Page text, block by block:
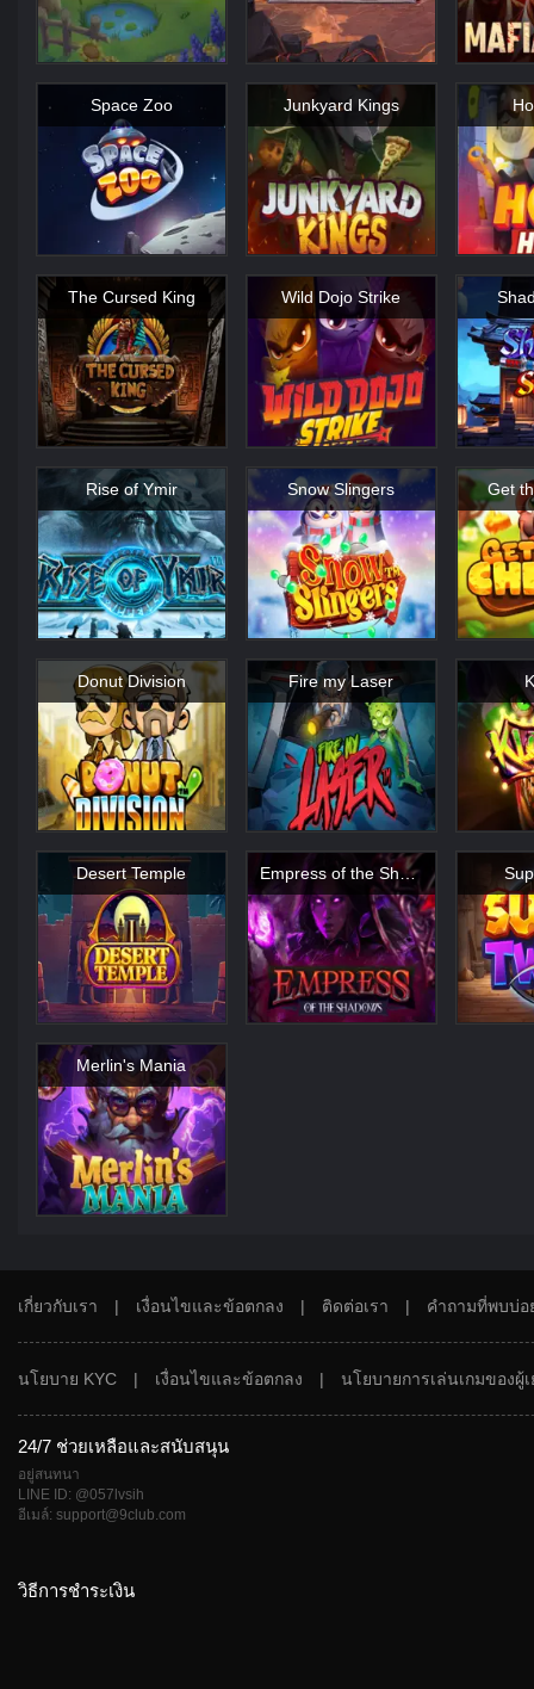
Space Zoo Junkyard Kings
The Cursed King Wild Dojo Strike
Rise of Ymir Snow Slingers Get
Donut Division Fire my Laser
Desert Temple Empress of the Shadows
Merlin's Mania
เกี่ยวกับเรา | เงื่อนไขและข้อตกลง | ติดต่อเรา | คำถามที่พบบ่อ
นโยบาย KYC | เงื่อนไขและข้อตกลง | นโยบายการเล่นเกมของผู้
24/7 ช่วยเหลือและสนับสนุน
อยู่สนทนา
LINE ID: @057lvsih
อีเมล์: support@9club.com
วิธีการชำระเงิน